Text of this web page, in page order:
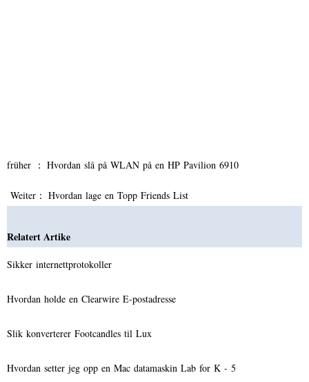
früher ： Hvordan slå på WLAN på en HP Pavilion 6910
Weiter： Hvordan lage en Topp Friends List
Relatert Artike
Sikker internettprotokoller
Hvordan holde en Clearwire E-postadresse
Slik konverterer Footcandles til Lux
Hvordan setter jeg opp en Mac datamaskin Lab for K - 5